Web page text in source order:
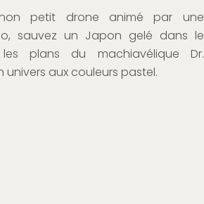
petit drone animé par une
sauvez un Japon gelé dans le
plans du machiavélique Dr.
univers aux couleurs pastel.